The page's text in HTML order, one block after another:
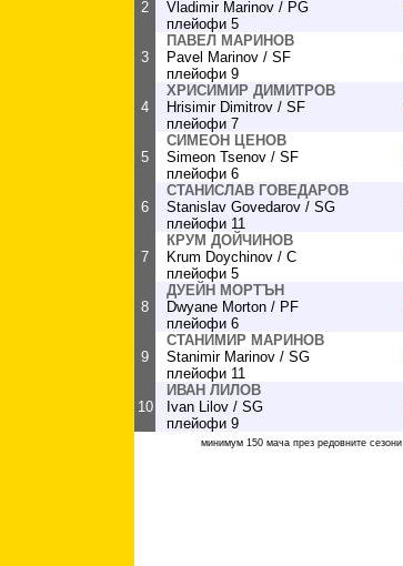
2
Vladimir Marinov / PG
плейофи 5
3
ПАВЕЛ МАРИНОВ
Pavel Marinov / SF
плейофи 9
4
ХРИСИМИР ДИМИТРОВ
Hrisimir Dimitrov / SF
плейофи 7
5
СИМЕОН ЦЕНОВ
Simeon Tsenov / SF
плейофи 6
6
СТАНИСЛАВ ГОВЕДАРОВ
Stanislav Govedarov / SG
плейофи 11
7
КРУМ ДОЙЧИНОВ
Krum Doychinov / C
плейофи 5
8
ДУЕЙН МОРТЪН
Dwyane Morton / PF
плейофи 6
9
СТАНИМИР МАРИНОВ
Stanimir Marinov / SG
плейофи 11
10
ИВАН ЛИЛОВ
Ivan Lilov / SG
плейофи 9
минимум 150 мача през редовните сезони